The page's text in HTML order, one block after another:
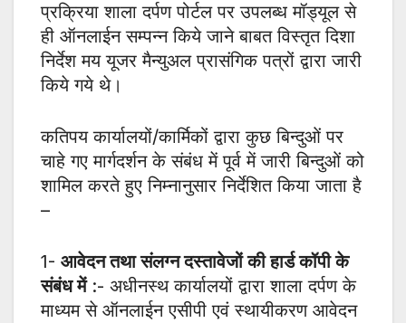
प्रक्रिया शाला दर्पण पोर्टल पर उपलब्ध मॉड्यूल से
ही ऑनलाईन सम्पन्न किये जाने बाबत विस्तृत दिशा
निर्देश मय यूजर मैन्युअल प्रासंगिक पत्रों द्वारा जारी
किये गये थे।
कतिपय कार्यालयों/कार्मिकों द्वारा कुछ बिन्दुओं पर
चाहे गए मार्गदर्शन के संबंध में पूर्व में जारी बिन्दुओं को
शामिल करते हुए निम्नानुसार निर्देशित किया जाता है
–
1- आवेदन तथा संलग्न दस्तावेजों की हार्ड कॉपी के
संबंध में:- अधीनस्थ कार्यालयों द्वारा शाला दर्पण के
माध्यम से ऑनलाईन एसीपी एवं स्थायीकरण आवेदन